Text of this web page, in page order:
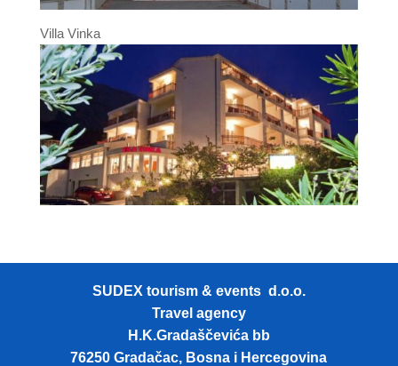
Villa Vinka
SUDEX tourism & events d.o.o.
Travel agency
H.K.Gradaščevića bb
76250 Gradačac, Bosna i Hercegovina